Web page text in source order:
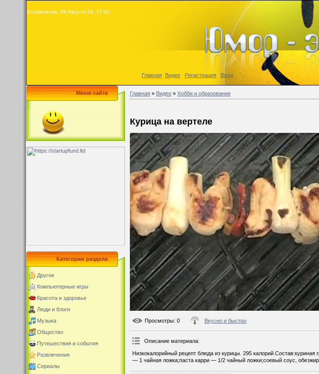
Воскресенье, 09.Августа.26, 17:02
Главная Видео Регистрация Вход
Меню сайта
Категории раздела
Другое
Компьютерные игры
Красота и здоровье
Люди и блоги
Музыка
Общество
Путешествия и события
Развлечения
Сериалы
Главная»Видео»Хобби и образование
Курица на вертеле
Просмотры: 0 Вкусно и быстро
Описание материала:
Низкокалорийный рецепт блюда из курицы. 295
— 1 чайная ложка;паста карри — 1/2 чайный ложки;соевый соус,